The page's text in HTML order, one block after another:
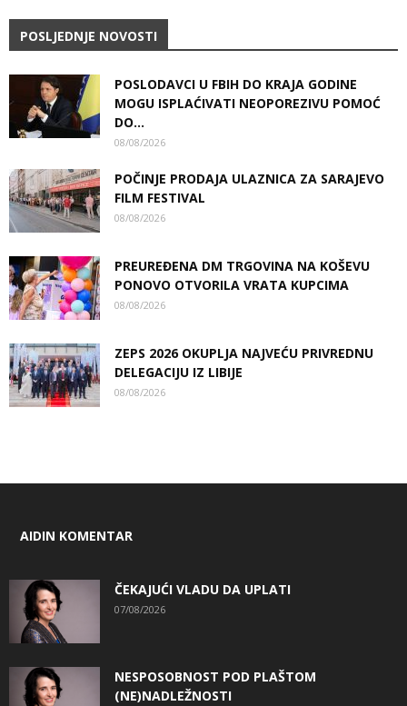
POSLJEDNJE NOVOSTI
POSLODAVCI U FBIH DO KRAJA GODINE
MOGU ISPLAĆIVATI NEOPOREZIVU POMOĆ
DO...
08/08/2026
POČINJE PRODAJA ULAZNICA ZA SARAJEVO
FILM FESTIVAL
08/08/2026
PREUREĐENA DM TRGOVINA NA KOŠEVU
PONOVO OTVORILA VRATA KUPCIMA
08/08/2026
ZEPS 2026 OKUPLJA NAJVEĆU PRIVREDNU
DELEGACIJU IZ LIBIJE
08/08/2026
AIDIN KOMENTAR
ČEKAJUĆI VLADU DA UPLATI
07/08/2026
NESPOSOBNOST POD PLAŠTOM
(NE)NADLEŽNOSTI